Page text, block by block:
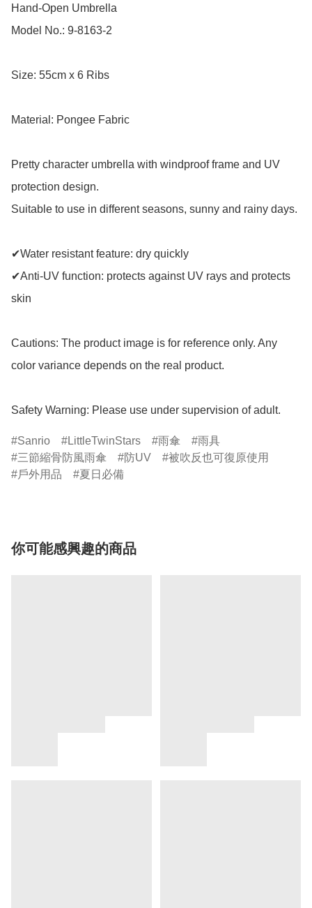
Hand-Open Umbrella
Model No.: 9-8163-2
Size: 55cm x 6 Ribs
Material: Pongee Fabric
Pretty character umbrella with windproof frame and UV
protection design.
Suitable to use in different seasons, sunny and rainy days.
✔Water resistant feature: dry quickly
✔Anti-UV function: protects against UV rays and protects
skin
Cautions: The product image is for reference only. Any
color variance depends on the real product.
Safety Warning: Please use under supervision of adult.
Sanrio LittleTwinStars 雨傘
雨具
三節縮骨防風雨傘
防UV
被吹反也可復原使用
戶外用品
夏日必備
你可能感興趣的商品